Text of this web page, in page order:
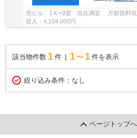
売ビル 1Ｋ×9室 現在満室 月額賃料収
収入：4,104,000円
該当物件数 1件 1～1 件を表示
絞り込み条件： なし
ページトップへ